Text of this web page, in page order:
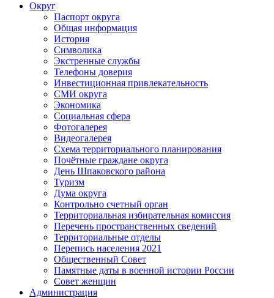
Округ
Паспорт округа
Общая информация
История
Символика
Экстренные службы
Телефоны доверия
Инвестиционная привлекательность
СМИ округа
Экономика
Социальная сфера
Фотогалерея
Видеогалерея
Схема территориального планирования
Почётные граждане округа
День Шпаковского района
Туризм
Дума округа
Контрольно счетный орган
Территориальная избирательная комиссия
Перечень пространственных сведений
Территориальные отделы
Перепись населения 2021
Общественный Совет
Памятные даты в военной истории России
Совет женщин
Администрация